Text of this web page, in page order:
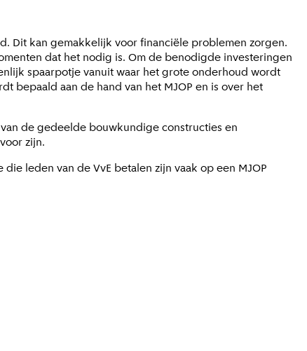
Dit kan gemakkelijk voor financiële problemen zorgen.
dat het nodig is. Om de benodigde investeringen
spaarpotje vanuit waar het grote onderhoud wordt
bepaald aan de hand van het MJOP en is over het
de gedeelde bouwkundige constructies en
zijn.
leden van de VvE betalen zijn vaak op een MJOP